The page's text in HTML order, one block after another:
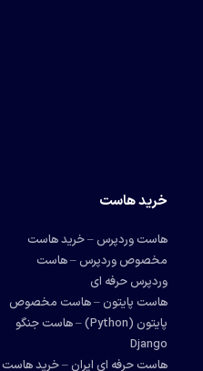
خرید هاست
هاست وردپرس – خرید هاست
مخصوص وردپرس – هاست
وردپرس حرفه ای
هاست پایتون – هاست مخصوص
پایتون (Python) – هاست جنگو
Django
هاست حرفه ای ایران – خرید هاست